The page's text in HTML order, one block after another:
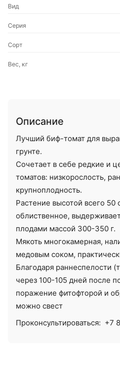
Вид
Серия
Сорт
Вес, кг
Описание
Лучший биф-томат для
грунте.
Сочетает в себе редкие и
томатов: низкорослость,
крупноплодность.
Растение высотой всего
облиственное,
плодами массой 300-350 г.
Мякоть многокамерная,
медовым соком,
Благодаря раннеспелости
через 100-105 дней после
поражение фитофторой и
можно свест
Проконсультироваться: +7